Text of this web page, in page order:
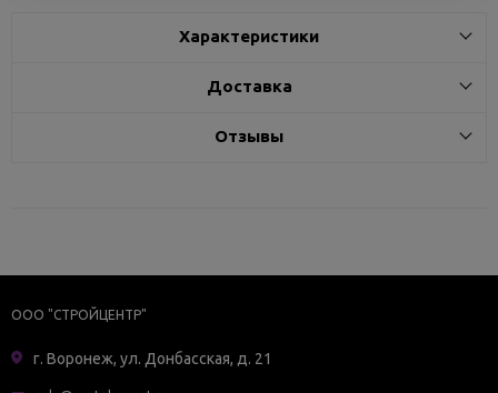
Характеристики
Доставка
Отзывы
ООО "СТРОЙЦЕНТР"
г. Воронеж, ул. Донбасская, д. 21